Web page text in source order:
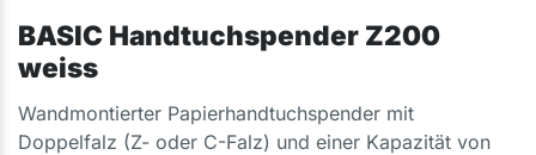
BASIC Handtuchspender Z200
weiss
Wandmontierter Papierhandtuchspender mit
Doppelfalz (Z- oder C-Falz) und einer Kapazität von